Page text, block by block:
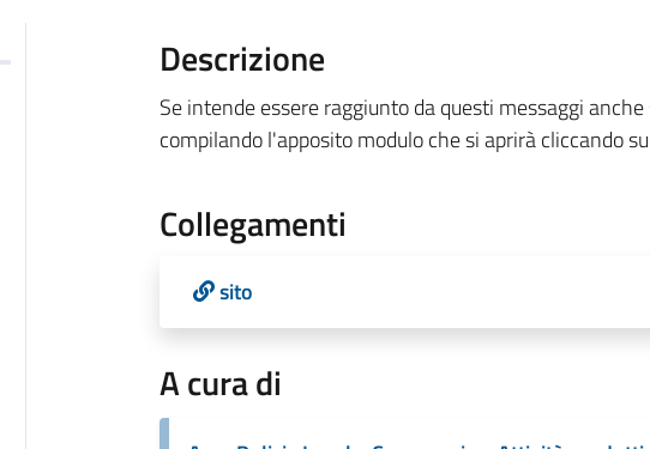
Descrizione
Se intende essere raggiunto da questi messaggi
compilando l'apposito modulo che si aprirà cliccando
Collegamenti
sito
A cura di